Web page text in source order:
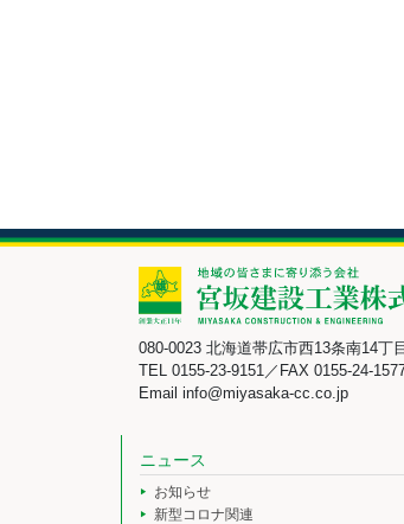
080-0023 北海道帯広市西13条南14丁
TEL 0155-23-9151／FAX 0155-24-
Email info@miyasaka-cc.co.jp
ニュース
お知らせ
新型コロナ関連